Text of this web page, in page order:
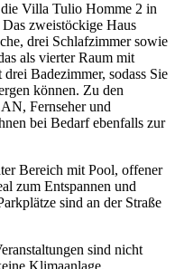
Villa Tulio Homme 2 in
zweistöckige Haus
drei Schlafzimmer sowie
als vierter Raum mit
Badezimmer, sodass Sie
können. Zu den
Fernseher und
bei Bedarf ebenfalls zur
Bereich mit Pool, offener
zum Entspannen und
sind an der Straße
sind nicht
Klimaanlage.